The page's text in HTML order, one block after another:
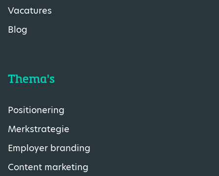
Vacatures
Blog
Thema's
Positionering
Merkstrategie
Employer branding
Content marketing